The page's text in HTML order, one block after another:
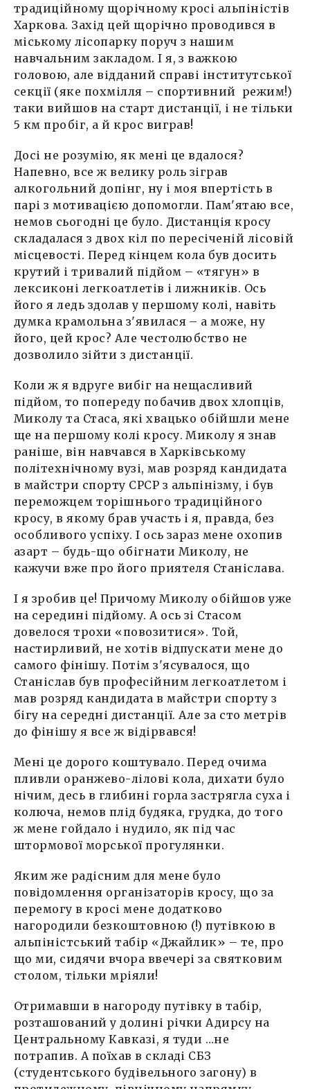
традиційному щорічному кросі альпіністів
Харкова. Захід цей щорічно проводився в
міському лісопарку поруч з нашим
навчальним закладом. І я, з важкою
головою, але відданий справі інститутської
секції (яке похмілля – спортивний режим!)
таки вийшов на старт дистанції, і не тільки
5 км пробіг, а й крос виграв!
Досі не розумію, як мені це вдалося?
Напевно, все ж велику роль зіграв
алкогольний допінг, ну і моя впертість в
парі з мотивацією допомогли. Пам'ятаю все,
немов сьогодні це було. Дистанція кросу
складалася з двох кіл по пересіченій лісовій
місцевості. Перед кінцем кола був досить
крутий і тривалий підйом – «тягун» в
лексиконі легкоатлетів і лижників. Ось
його я ледь здолав у першому колі, навіть
думка крамольна з'явилася – а може, ну
його, цей крос? Але честолюбство не
дозволило зійти з дистанції.
Коли ж я вдруге вибіг на нещасливий
підйом, то попереду побачив двох хлопців,
Миколу та Стаса, які хвацько обійшли мене
ще на першому колі кросу. Миколу я знав
раніше, він навчався в Харківському
політехнічному вузі, мав розряд кандидата
в майстри спорту СРСР з альпінізму, і був
переможцем торішнього традиційного
кросу, в якому брав участь і я, правда, без
особливого успіху. І ось зараз мене охопив
азарт – будь-що обігнати Миколу, не
кажучи вже про його приятеля Станіслава.
І я зробив це! Причому Миколу обійшов уже
на середині підйому. А ось зі Стасом
довелося трохи «повозитися». Той,
настирливий, не хотів відпускати мене до
самого фінішу. Потім з'ясувалося, що
Станіслав був професійним легкоатлетом і
мав розряд кандидата в майстри спорту з
бігу на середні дистанції. Але за сто метрів
до фінішу я все ж відірвався!
Мені це дорого коштувало. Перед очима
пливли оранжево-лілові кола, дихати було
нічим, десь в глибині горла застрягла суха і
колюча, немов плід будяка, грудка, до того
ж мене гойдало і нудило, як під час
штормової морської прогулянки.
Яким же радісним для мене було
повідомлення організаторів кросу, що за
перемогу в кросі мене додатково
нагородили безкоштовною (!) путівкою в
альпіністський табір «Джайлик» – те, про
що ми, сидячи вчора ввечері за святковим
столом, тільки мріяли!
Отримавши в нагороду путівку в табір,
розташований у долині річки Адирсу на
Центральному Кавказі, я туди …не
потрапив. А поїхав в складі СБЗ
(студентського будівельного загону) в